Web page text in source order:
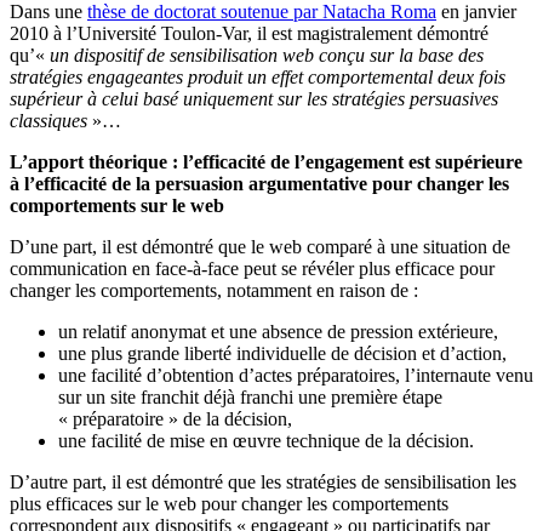
Dans une thèse de doctorat soutenue par Natacha Roma en janvier
2010 à l’Université Toulon-Var, il est magistralement démontré
qu’« un dispositif de sensibilisation web conçu sur la base des
stratégies engageantes produit un effet comportemental deux fois
supérieur à celui basé uniquement sur les stratégies persuasives
classiques »…
L’apport théorique : l’efficacité de l’engagement est supérieure
à l’efficacité de la persuasion argumentative pour changer les
comportements sur le web
D’une part, il est démontré que le web comparé à une situation de
communication en face-à-face peut se révéler plus efficace pour
changer les comportements, notamment en raison de :
un relatif anonymat et une absence de pression extérieure,
une plus grande liberté individuelle de décision et d’action,
une facilité d’obtention d’actes préparatoires, l’internaute venu
sur un site franchit déjà franchi une première étape
« préparatoire » de la décision,
une facilité de mise en œuvre technique de la décision.
D’autre part, il est démontré que les stratégies de sensibilisation les
plus efficaces sur le web pour changer les comportements
correspondent aux dispositifs « engageant » ou participatifs par